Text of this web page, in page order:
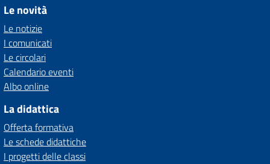
Le novità
Le notizie
I comunicati
Le circolari
Calendario eventi
Albo online
La didattica
Offerta formativa
Le schede didattiche
I progetti delle classi